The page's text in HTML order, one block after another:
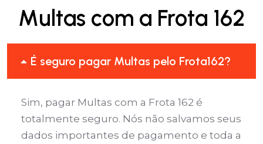
Multas com a Frota 162
É seguro pagar Multas pelo Frota162?
Sim, pagar Multas com a Frota 162 é
totalmente seguro. Nós não salvamos seus
dados importantes de pagamento e toda a